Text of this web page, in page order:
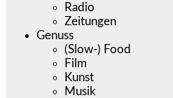
Radio
Zeitungen
Genuss
(Slow-) Food
Film
Kunst
Musik